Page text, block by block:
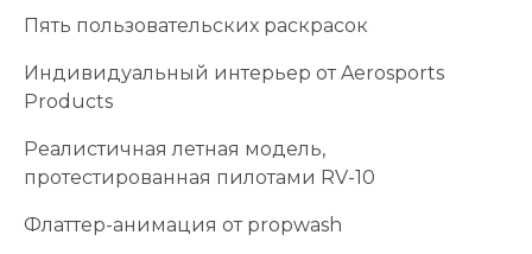
Пять пользовательских раскрасок
Индивидуальный интерьер от Aerosports
Products
Реалистичная летная модель,
протестированная пилотами RV-10
Флаттер-анимация от propwash